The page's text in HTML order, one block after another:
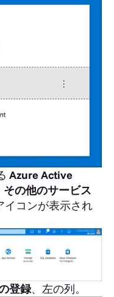
Azure Active
その他のサービス
イコンが表示され
登録、左の列。